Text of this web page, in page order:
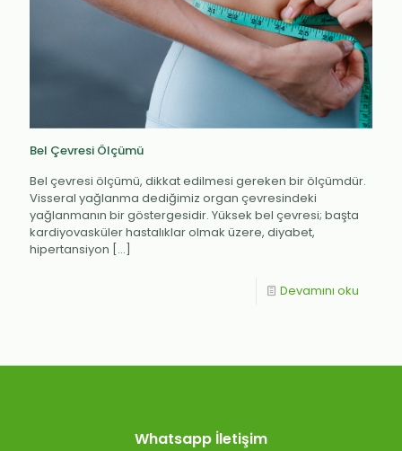
Bel Çevresi Ölçümü
Bel çevresi ölçümü, dikkat edilmesi gereken bir ölçümdür.
Visseral yağlanma dediğimiz organ çevresindeki
yağlanmanın bir göstergesidir. Yüksek bel çevresi; başta
kardiyovasküler hastalıklar olmak üzere, diyabet,
hipertansiyon […]
Devamını oku
Whatsapp İletişim